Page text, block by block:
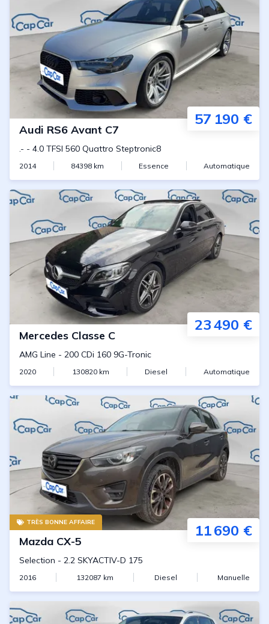
57 190 €
Audi RS6 Avant C7
.- - 4.0 TFSI 560 Quattro Steptronic8
2014 84398 km Essence Automatique
23 490 €
Mercedes Classe C
AMG Line - 200 CDi 160 9G-Tronic
2020 130820km Diesel Automatique
TRÈS BONNE AFFAIRE 11 690 €
Mazda CX-5
Selection - 2.2 SKYACTIV-D 175
2016 132087 km Diesel Manuelle